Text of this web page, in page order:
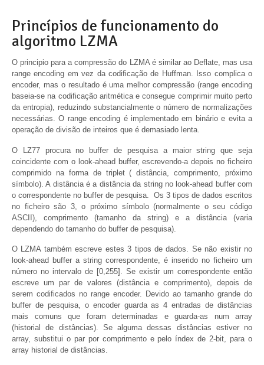
Princípios de funcionamento do
algoritmo LZMA
O principio para a compressão do LZMA é similar ao Deflate, mas usa
range encoding em vez da codificação de Huffman. Isso complica o
encoder, mas o resultado é uma melhor compressão (range encoding
baseia-se na codificação aritmética e consegue comprimir muito perto
da entropia), reduzindo substancialmente o número de normalizações
necessárias. O range encoding é implementado em binário e evita a
operação de divisão de inteiros que é demasiado lenta.
O LZ77 procura no buffer de pesquisa a maior string que seja
coincidente com o look-ahead buffer, escrevendo-a depois no ficheiro
comprimido na forma de triplet ( distância, comprimento, próximo
símbolo). A distância é a distância da string no look-ahead buffer com
o correspondente no buffer de pesquisa. Os 3 tipos de dados escritos
no ficheiro são 3, o próximo símbolo (normalmente o seu código
ASCII), comprimento (tamanho da string) e a distância (varia
dependendo do tamanho do buffer de pesquisa).
O LZMA também escreve estes 3 tipos de dados. Se não existir no
look-ahead buffer a string correspondente, é inserido no ficheiro um
número no intervalo de [0,255]. Se existir um correspondente então
escreve um par de valores (distância e comprimento), depois de
serem codificados no range encoder. Devido ao tamanho grande do
buffer de pesquisa, o encoder guarda as 4 entradas de distâncias
mais comuns que foram determinadas e guarda-as num array
(historial de distâncias). Se alguma dessas distâncias estiver no
array, substitui o par por comprimento e pelo índex de 2-bit, para o
array historial de distâncias.